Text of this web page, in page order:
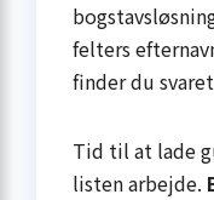
felters
finder du
Tid til at lade
listen arbejde.